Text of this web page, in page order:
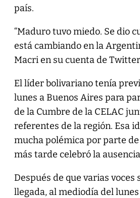
país.
“Maduro tuvo miedo. Se dio
está cambiando en la
Macri en su cuenta de
El líder bolivariano tenía
lunes a Buenos Aires para
de la Cumbre de la CELAC
referentes de la región. Esa
mucha polémica por parte
más tarde celebró la
Después de que varias voces
llegada, al mediodía del